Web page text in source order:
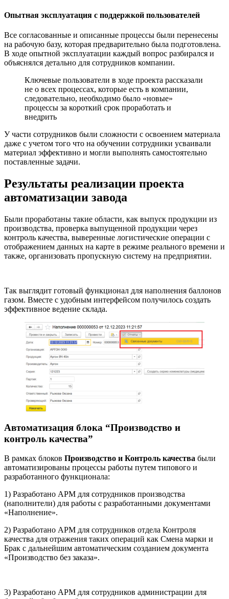
Опытная эксплуатация с поддержкой пользователей
Все согласованные и описанные процессы были перенесены
на рабочую базу, которая предварительно была подготовлена.
В ходе опытной эксплуатации каждый вопрос разбирался и
объяснялся детально для сотрудников компании.
Ключевые пользователи в ходе проекта рассказали
не о всех процессах, которые есть в компании,
следовательно, необходимо было «новые»
процессы за короткий срок проработать и
внедрить
У части сотрудников были сложности с освоением материала
даже с учетом того что на обучении сотрудники усваивали
материал эффективно и могли выполнять самостоятельно
поставленные задачи.
Результаты реализации проекта
автоматизации завода
Были проработаны такие области, как выпуск продукции из
производства, проверка выпущенной продукции через
контроль качества, выверенные логистические операции с
отображением данных на карте в режиме реального времени и
также, организовать пропускную систему на предприятии.
Так выглядит готовый функционал для наполнения баллонов
газом. Вместе с удобным интерфейсом получилось создать
эффективное ведение склада.
Автоматизация блока “Производство и
контроль качества”
В рамках блоков Производство и Контроль качества были
автоматизированы процессы работы путем типового и
разработанного функционала:
1) Разработано АРМ для сотрудников производства
(наполнители) для работы с разработанными документами
«Наполнение».
2) Разработано АРМ для сотрудников отдела Контроля
качества для отражения таких операций как Смена марки и
Брак с дальнейшим автоматическим созданием документа
«Производство без заказа».
3) Разработано АРМ для сотрудников администрации для